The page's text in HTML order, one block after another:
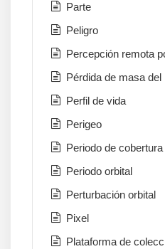
Parte
Peligro
Percepción remota
Pérdida de masa del
Perfil de vida
Perigeo
Periodo de cobertura
Periodo orbital
Perturbación orbital
Pixel
Plataforma de